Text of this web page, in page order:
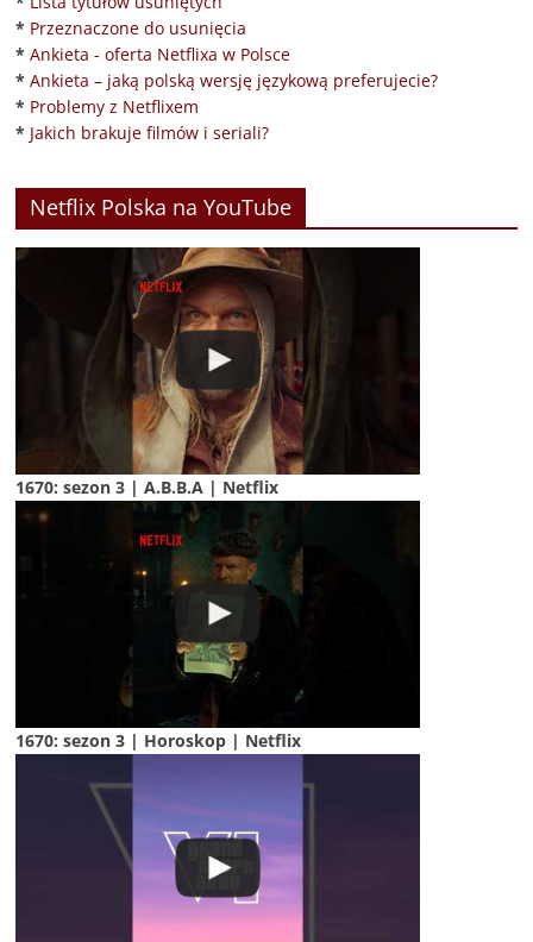
* Przeznaczone do usunięcia
* Ankieta - oferta Netflixa w Polsce
* Ankieta – jaką polską wersję językową preferujecie?
* Problemy z Netflixem
* Jakich brakuje filmów i seriali?
Netflix Polska na YouTube
1670: sezon 3 | A.B.B.A | Netflix
1670: sezon 3 | Horoskop | Netflix